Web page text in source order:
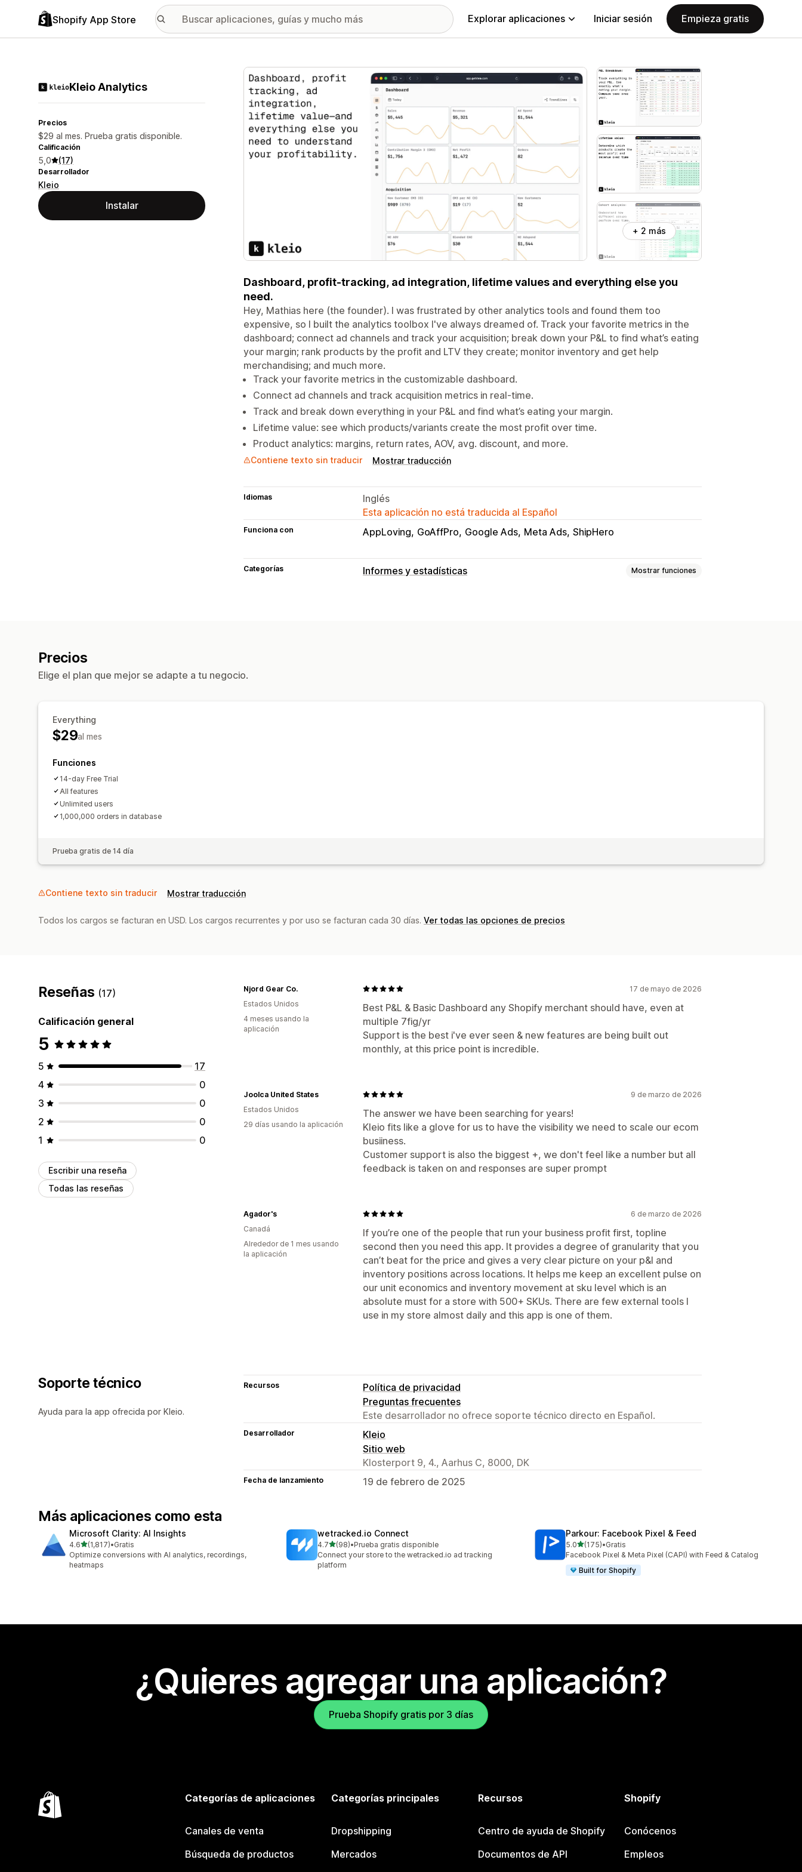
Shopify App Store Explorar aplicaciones Iniciar sesión Empieza gratis
Kleio Analytics
Precios
$29 al mes. Prueba gratis disponible.
Calificación
5,0 (17)
Desarrollador
Kleio
Instalar
Galería de imágenes destacadas
+ 2 más
Dashboard, profit-tracking, ad integration, lifetime values and everything else you
need.
Hey, Mathias here (the founder). I was frustrated by other analytics tools and found them too
expensive, so I built the analytics toolbox I've always dreamed of. Track your favorite metrics in the
dashboard; connect ad channels and track your acquisition; break down your P&L to find what’s eating
your margin; rank products by the profit and LTV they create; monitor inventory and get help
merchandising; and much more.
Track your favorite metrics in the customizable dashboard.
Connect ad channels and track acquisition metrics in real-time.
Track and break down everything in your P&L and find what’s eating your margin.
Lifetime value: see which products/variants create the most profit over time.
Product analytics: margins, return rates, AOV, avg. discount, and more.
Contiene texto sin traducir Mostrar traducción
Idiomas
Inglés
Esta aplicación no está traducida al Español
Funciona con AppLoving GoAffPro Google Ads Meta Ads ShipHero
Categorías Informes y estadísticas Mostrar funciones
Precios
Elige el plan que mejor se adapte a tu negocio.
Everything
$29al mes
Funciones
14-day Free Trial
All features
Unlimited users
1,000,000 orders in database
Prueba gratis de 14 día
Contiene texto sin traducir Mostrar traducción
Todos los cargos se facturan en USD. Los cargos recurrentes y por uso se facturan cada 30 días. Ver todas las opciones de precios
Reseñas (17)
Calificación general
5
5
17
4
0
3
0
2
0
1
0
Escribir una reseña
Todas las reseñas
17 de mayo de 2026
Best P&L & Basic Dashboard any Shopify merchant should have, even at
multiple 7fig/yr
Support is the best i've ever seen & new features are being built out
monthly, at this price point is incredible.
Njord Gear Co.
Estados Unidos
4 meses usando la
aplicación
9 de marzo de 2026
The answer we have been searching for years!
Kleio fits like a glove for us to have the visibility we need to scale our ecom
busiiness.
Customer support is also the biggest +, we don't feel like a number but all
feedback is taken on and responses are super prompt
Joolca United States
Estados Unidos
29 días usando la aplicación
6 de marzo de 2026
If you’re one of the people that run your business profit first, topline
second then you need this app. It provides a degree of granularity that you
can’t beat for the price and gives a very clear picture on your p&l and
inventory positions across locations. It helps me keep an excellent pulse on
our unit economics and inventory movement at sku level which is an
absolute must for a store with 500+ SKUs. There are few external tools I
use in my store almost daily and this app is one of them.
Agador's
Canadá
Alrededor de 1 mes usando
la aplicación
Soporte técnico
Ayuda para la app ofrecida por Kleio.
Recursos
Política de privacidad
Preguntas frecuentes
Este desarrollador no ofrece soporte técnico directo en Español.
Desarrollador
Kleio
Sitio web
Klosterport 9, 4., Aarhus C, 8000, DK
Fecha de lanzamiento 19 de febrero de 2025
Más aplicaciones como esta
Microsoft Clarity: AI Insights
4.6de 5 estrellas
(1,817)
1817 reseñas en total
•Gratis
Optimize conversions with AI analytics, recordings,
heatmaps
wetracked.io Connect
4.7de 5 estrellas
(98)
98 reseñas en total
•Prueba gratis disponible
Connect your store to the wetracked.io ad tracking
platform
Parkour: Facebook Pixel & Feed
5.0de 5 estrellas
(175)
175 reseñas en total
•Gratis
Facebook Pixel & Meta Pixel (CAPI) with Feed & Catalog
Built for Shopify
¿Quieres agregar una aplicación?
Prueba Shopify gratis por 3 días
Categorías de aplicaciones
Canales de venta
Búsqueda de productos
Categorías principales
Dropshipping
Mercados
Recursos
Centro de ayuda de Shopify
Documentos de API
Shopify
Conócenos
Empleos